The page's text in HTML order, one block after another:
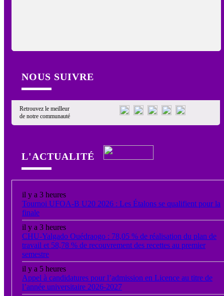
NOUS SUIVRE
Retrouvez le meilleur
de notre communauté
L'ACTUALITÉ
il y a 3 heures
Tournoi UFOA-B U20 2026 : Les Étalons se qualifient pour la
finale
il y a 3 heures
CHU-Yalgado Ouédraogo : 78,05 % de réalisation du plan de
travail et 58,78 % de recouvrement des recettes au premier
semestre
il y a 5 heures
Appel à candidatures pour l’admission en Licence au titre de
l’année universitaire 2026-2027